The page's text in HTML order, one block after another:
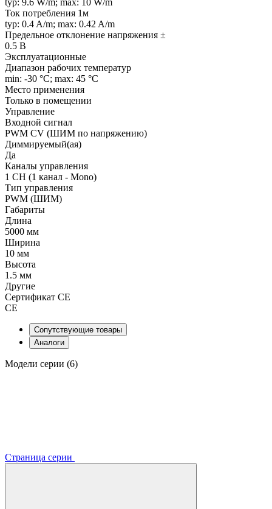
Ток потребления 1м
typ: 0.4 A/m; max: 0.42 A/m
Предельное отклонение напряжения ±
0.5 В
Эксплуатационные
Диапазон рабочих температур
min: -30 °C; max: 45 °C
Место применения
Только в помещении
Управление
Входной сигнал
PWM СV (ШИМ по напряжению)
Диммируемый(ая)
Да
Каналы управления
1 CH (1 канал - Mono)
Тип управления
PWM (ШИМ)
Габариты
Длина
5000 мм
Ширина
10 мм
Высота
1.5 мм
Другие
Сертификат CE
CE
Сопутствующие товары
Аналоги
Модели серии (6)
Страница серии